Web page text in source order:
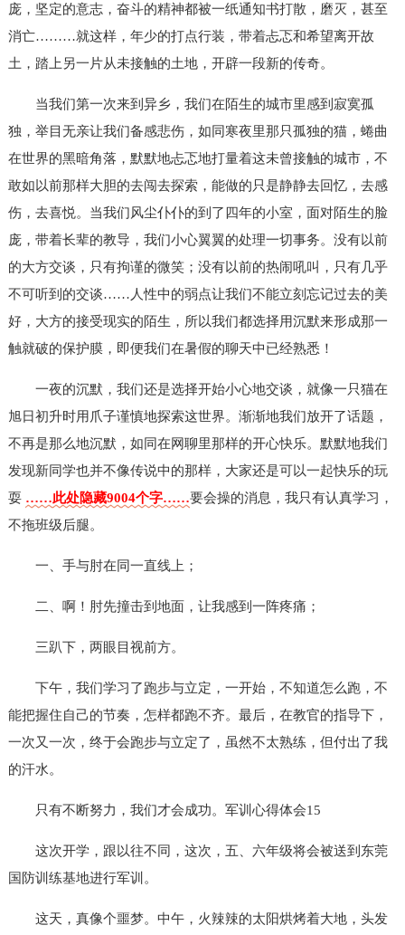
庞，坚定的意志，奋斗的精神都被一纸通知书打散，磨灭，甚至
消亡………就这样，年少的打点行装，带着忐忑和希望离开故
土，踏上另一片从未接触的土地，开辟一段新的传奇。
当我们第一次来到异乡，我们在陌生的城市里感到寂寞孤
独，举目无亲让我们备感悲伤，如同寒夜里那只孤独的猫，蜷曲
在世界的黑暗角落，默默地忐忑地打量着这未曾接触的城市，不
敢如以前那样大胆的去闯去探索，能做的只是静静去回忆，去感
伤，去喜悦。当我们风尘仆仆的到了四年的小室，面对陌生的脸
庞，带着长辈的教导，我们小心翼翼的处理一切事务。没有以前
的大方交谈，只有拘谨的微笑；没有以前的热闹吼叫，只有几乎
不可听到的交谈……人性中的弱点让我们不能立刻忘记过去的美
好，大方的接受现实的陌生，所以我们都选择用沉默来形成那一
触就破的保护膜，即便我们在暑假的聊天中已经熟悉！
一夜的沉默，我们还是选择开始小心地交谈，就像一只猫在
旭日初升时用爪子谨慎地探索这世界。渐渐地我们放开了话题，
不再是那么地沉默，如同在网聊里那样的开心快乐。默默地我们
发现新同学也并不像传说中的那样，大家还是可以一起快乐的玩
耍 ……此处隐藏9004个字……要会操的消息，我只有认真学习，
不拖班级后腿。
一、手与肘在同一直线上；
二、啊！肘先撞击到地面，让我感到一阵疼痛；
三趴下，两眼目视前方。
下午，我们学习了跑步与立定，一开始，不知道怎么跑，不
能把握住自己的节奏，怎样都跑不齐。最后，在教官的指导下，
一次又一次，终于会跑步与立定了，虽然不太熟练，但付出了我
的汗水。
只有不断努力，我们才会成功。 军训心得体会15
这次开学，跟以往不同，这次，五、六年级将会被送到东莞
国防训练基地进行军训。
这天，真像个噩梦。中午，火辣辣的太阳烘烤着大地，头发